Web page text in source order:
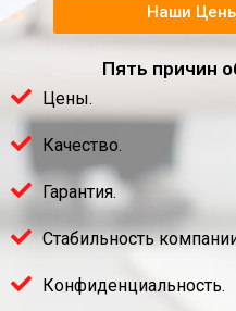
Наши
Пять причин
Цены.
Качество.
Гарантия.
Стабильность
Конфиденциальность.